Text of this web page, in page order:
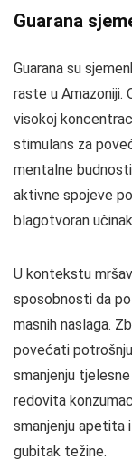
Guarana
Guarana su
raste u Amazoniji.
visokoj
stimulans za
mentalne
aktivne spojeve
blagotvoran
U kontekstu
sposobnosti da
masnih naslaga.
povećati
smanjenju
redovita
smanjenju apetita
gubitak težine.